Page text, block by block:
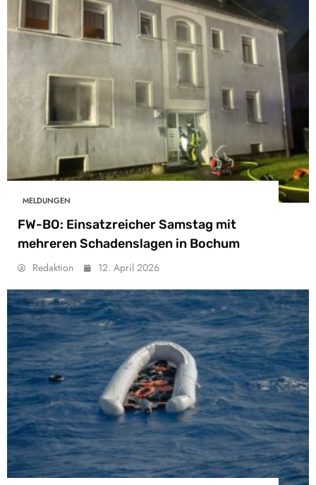
MELDUNGEN
FW-BO: Einsatzreicher Samstag mit
mehreren Schadenslagen in Bochum
Redaktion 12. April 2026